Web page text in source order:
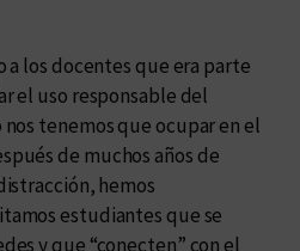
a los docentes que era parte
el uso responsable del
tenemos que ocupar en el
de muchos años de
hemos
estudiantes que se
y que “conecten” con el